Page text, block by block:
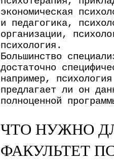
экономическая
и педагогика,
организации,
психология.
Большинство
достаточно
например,
предлагает ли он
полноценной
ЧТО НУЖНО
ФАКУЛЬТЕТ